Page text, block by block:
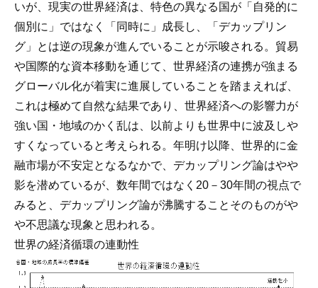
いが、現実の世界経済は、特色の異なる国が「自発的に
個別に」ではなく「同時に」成長し、「デカップリン
グ」とは逆の現象が進んでいることが示唆される。貿易
や国際的な資本移動を通じて、世界経済の連携が強まる
グローバル化が着実に進展していることを踏まえれば、
これは極めて自然な結果であり、世界経済への影響力が
強い国・地域のかく乱は、以前よりも世界中に波及しや
すくなっていると考えられる。年明け以降、世界的に金
融市場が不安定となるなかで、デカップリング論はやや
影を潜めているが、数年間ではなく20－30年間の視点で
みると、デカップリング論が沸騰することそのものがや
や不思議な現象と思われる。
世界の経済循環の連動性